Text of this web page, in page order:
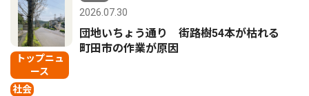
トップニュ
ース
社会
2026.07.30
団地いちょう通り 街路樹54本が枯れる
町田市の作業が原因